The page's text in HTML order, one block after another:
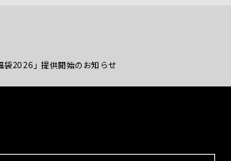
袋2026」提供開始のお知らせ